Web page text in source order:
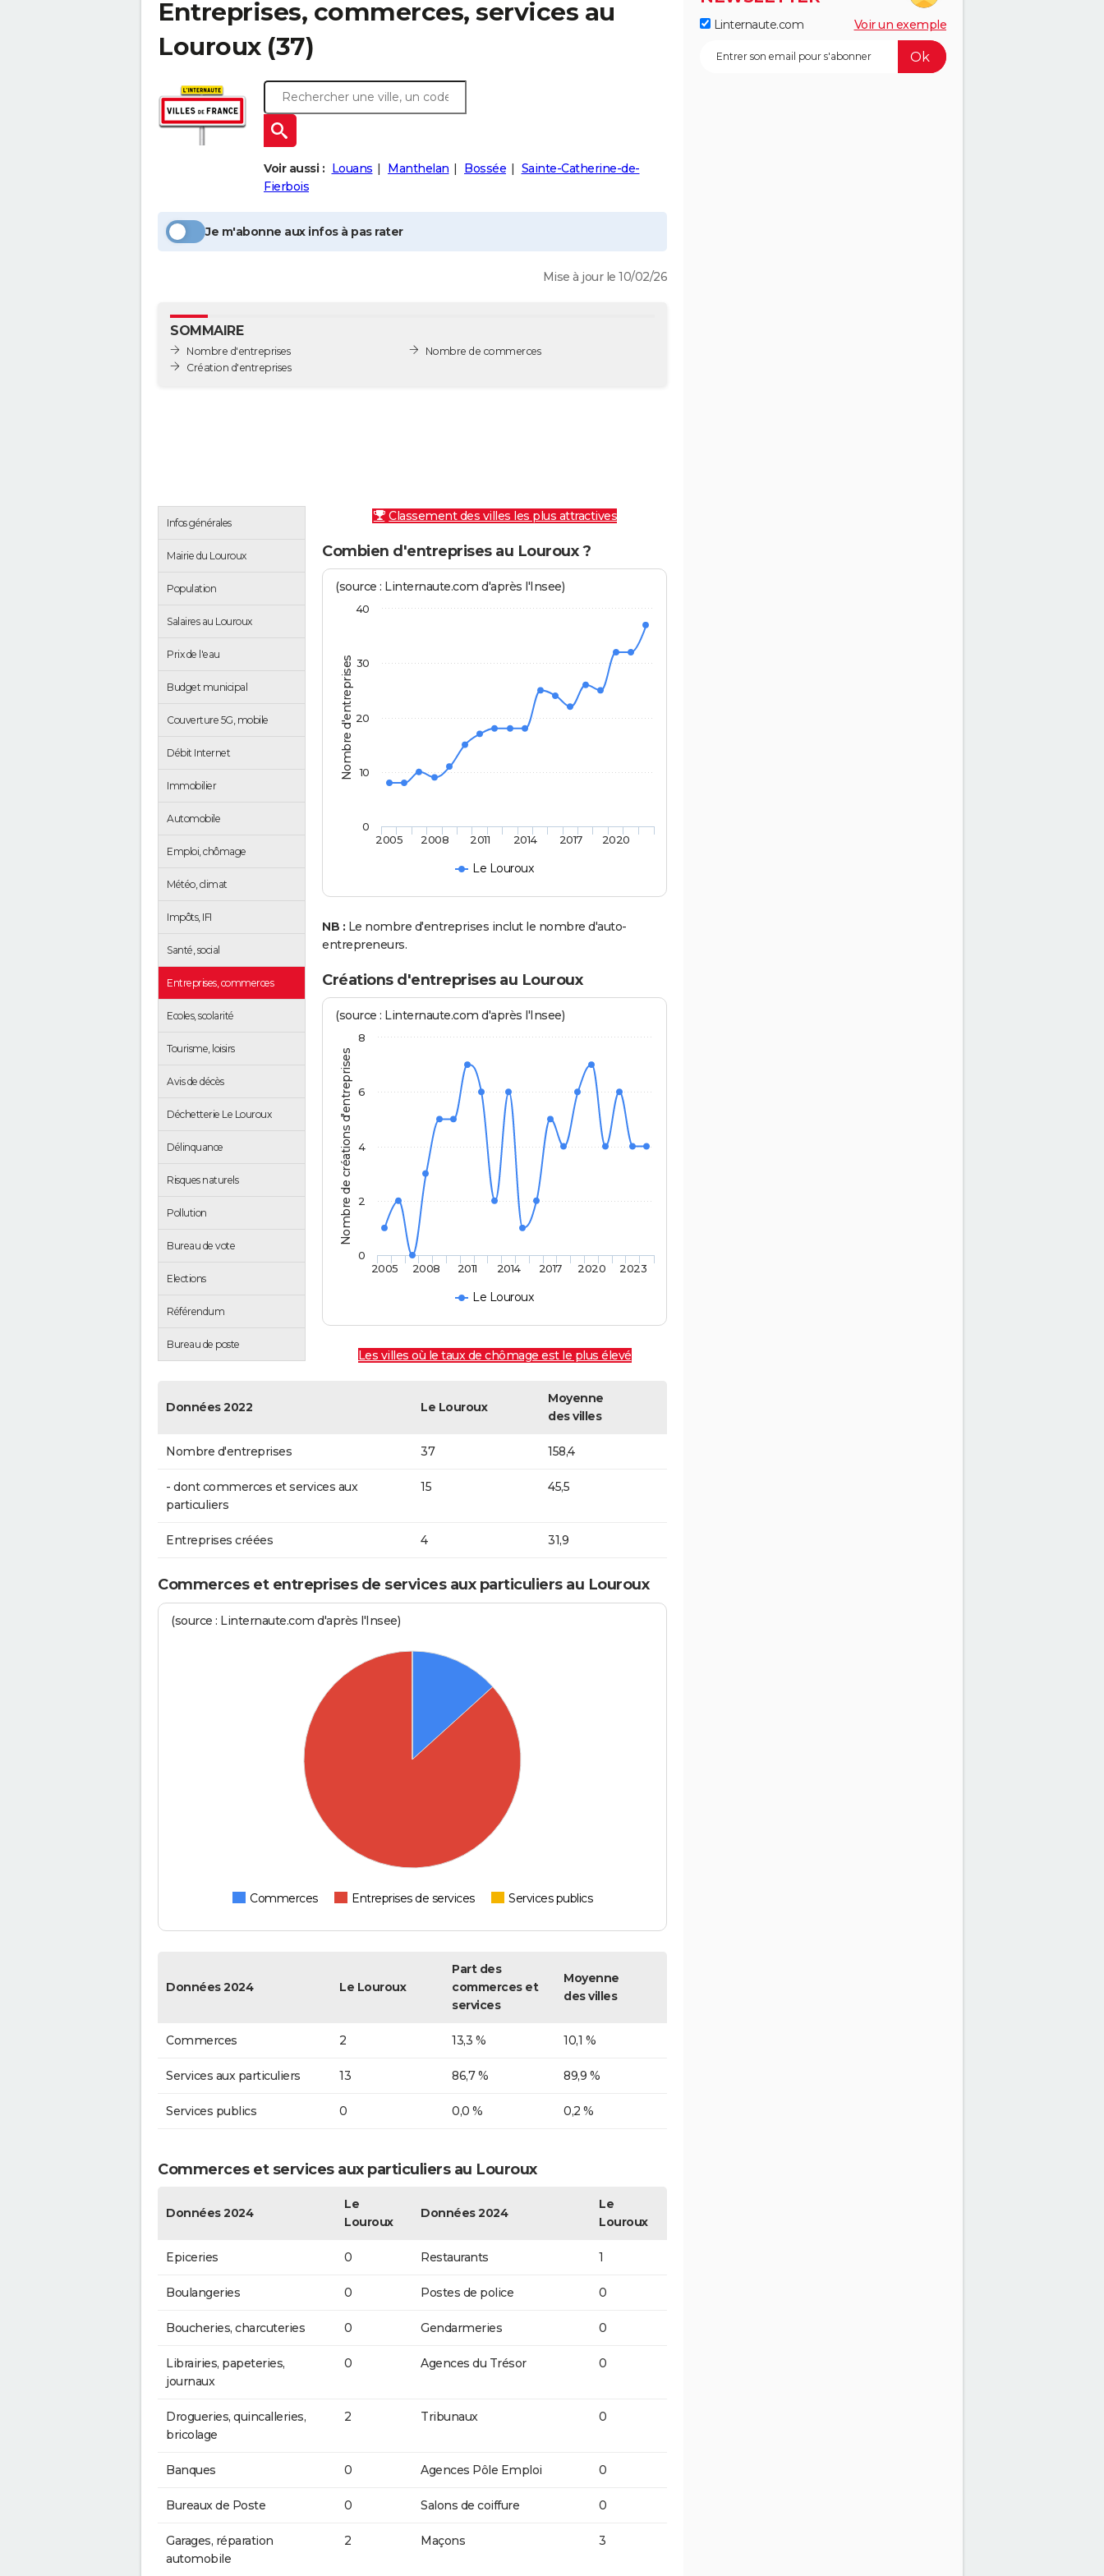
Entreprises, commerces, services au
Louroux(37)
Voir aussi : Louans Manthelan Bossée
Sainte-Catherine-de-
Fierbois
Je m'abonne aux infos à pas rater
Mise à jour le 10/02/26
SOMMAIRE
Nombre d'entreprises
Création d'entreprises
Nombre de commerces
Infos générales
Mairie du Louroux
Population
Salaires au Louroux
Prix de l'eau
Budget municipal
Couverture 5G, mobile
Débit Internet
Immobilier
Automobile
Emploi, chômage
Météo, climat
Impôts, IFI
Santé, social
Entreprises, commerces
Ecoles, scolarité
Tourisme, loisirs
Avis de décès
Déchetterie Le Louroux
Délinquance
Risques naturels
Pollution
Bureau de vote
Elections
Référendum
Bureau de poste
Classement des villes les plus attractives
Combien d'entreprises au Louroux ?
Nombre d'entreprises
(source : Linternaute.com d'après l'Insee)
Le Louroux
2005 2008 2011 2014 2017 2020
0
10
20
30
40
NB : Le nombre d'entreprises inclut le nombre d'auto-
entrepreneurs.
Créations d'entreprises au Louroux
Nombre de créations d'entreprises
(source : Linternaute.com d'après l'Insee)
Le Louroux
2005 2008 2011 2014 2017 2020 2023
0
2
4
6
8
Les villes où le taux de chômage est le plus élevé
Données 2022 Le Louroux
Moyenne
des villes
Nombre d'entreprises 37 158,4
- dont commerces et services aux
particuliers
15 45,5
Entreprises créées 4 31,9
Commerces et entreprises de services aux particuliers au Louroux
(source : Linternaute.com d'après l'Insee)
Commerces Entreprises de services Services publics
Données 2024 Le Louroux
Part des
commerces et
services
Moyenne
des villes
Commerces 2 13,3 % 10,1 %
Services aux particuliers 13 86,7 % 89,9 %
Services publics 0 0,0 % 0,2 %
Commerces et services aux particuliers au Louroux
Données 2024
Le
Louroux
Données 2024
Le
Louroux
Epiceries 0 Restaurants 1
Boulangeries 0 Postes de police 0
Boucheries, charcuteries 0 Gendarmeries 0
Librairies, papeteries,
journaux
0 Agences du Trésor 0
Drogueries, quincalleries,
bricolage
2 Tribunaux 0
Banques 0 Agences Pôle Emploi 0
Bureaux de Poste 0 Salons de coiffure 0
Garages, réparation
automobile
2 Maçons 3
Linternaute.com Voir un exemple